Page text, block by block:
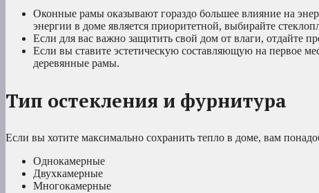
Оконные рамы оказывают гораздо большее влияние на
энергии в доме является приоритетной, выбирайте
Если для вас важно защитить свой дом от влаги,
Если вы ставите эстетическую составляющую на первое
деревянные рамы.
Тип остекления и фурнитура
Если вы хотите максимально сохранить тепло в доме, вам
Однокамерные
Двухкамерные
Многокамерные